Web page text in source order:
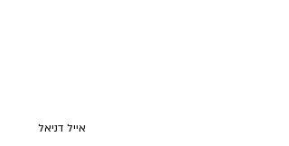
אייל דניאל